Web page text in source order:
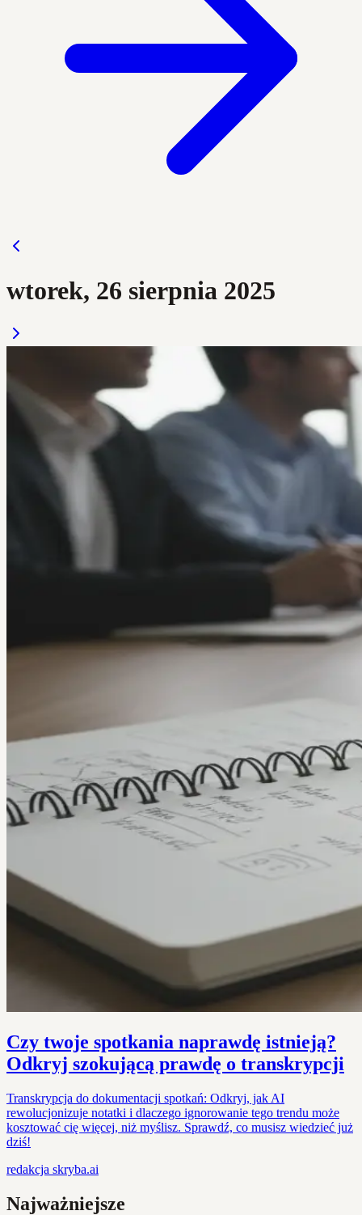
wtorek, 26 sierpnia 2025
Czy twoje spotkania naprawdę istnieją?
Odkryj szokującą prawdę o transkrypcji
Transkrypcja do dokumentacji spotkań: Odkryj, jak AI
rewolucjonizuje notatki i dlaczego ignorowanie tego trendu może
kosztować cię więcej, niż myślisz. Sprawdź, co musisz wiedzieć już
dziś!
redakcja skryba.ai
Najważniejsze